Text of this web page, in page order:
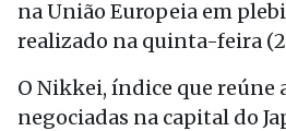
na União Europeia em
realizado na quinta-feira
O Nikkei, índice que reúne
negociadas na capital do